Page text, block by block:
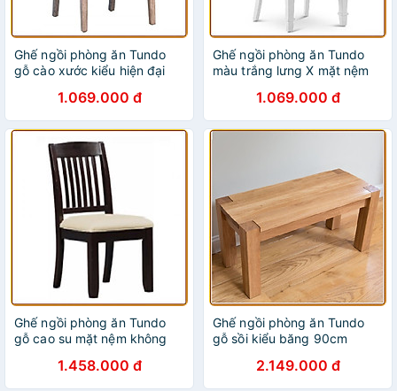
Ghế ngồi phòng ăn Tundo
gỗ cào xước kiểu hiện đại
1.069.000 đ
Ghế ngồi phòng ăn Tundo
màu trắng lưng X mặt nệm
1.069.000 đ
Ghế ngồi phòng ăn Tundo
gỗ cao su mặt nệm không
1.458.000 đ
Ghế ngồi phòng ăn Tundo
gỗ sồi kiểu băng 90cm
2.149.000 đ